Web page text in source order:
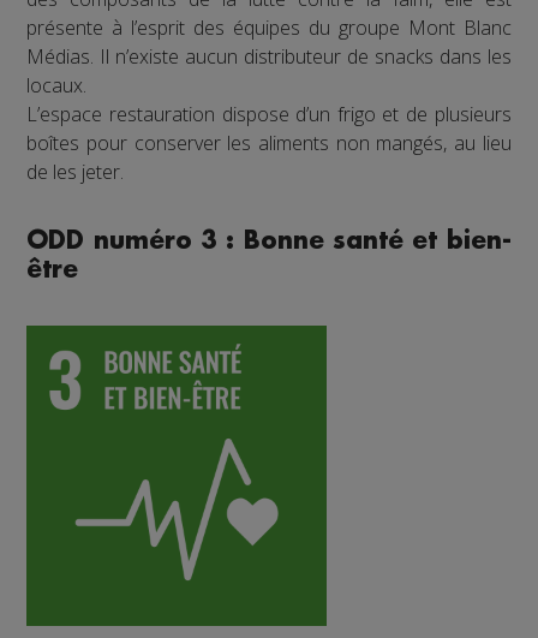
présente à l’esprit des équipes du groupe Mont Blanc
Médias. Il n’existe aucun distributeur de snacks dans les
locaux.
L’espace restauration dispose d’un frigo et de plusieurs
boîtes pour conserver les aliments non mangés, au lieu
de les jeter.
ODD numéro 3 : Bonne santé et bien-
être